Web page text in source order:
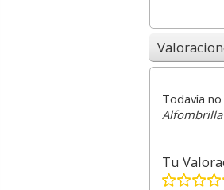
Todavía
Alfombrilla
Tu